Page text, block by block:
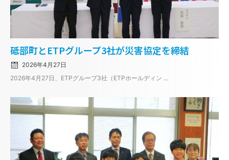
砥部町とETPグループ3社が災害協定を締結
on
2026年4月27日
2026年4月27日、ETPグループ3社（ETPホールディン ...